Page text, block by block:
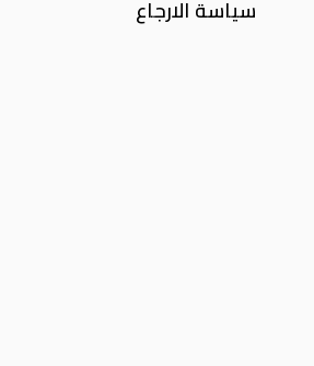
سياسة الارجاع